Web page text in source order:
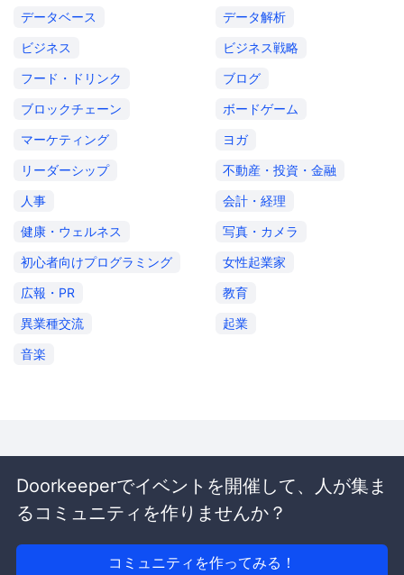
データベース
データ解析
ビジネス
ビジネス戦略
フード・ドリンク
ブログ
ブロックチェーン
ボードゲーム
マーケティング
ヨガ
リーダーシップ
不動産・投資・金融
人事
会計・経理
健康・ウェルネス
写真・カメラ
初心者向けプログラミング
女性起業家
広報・PR
教育
異業種交流
起業
音楽
Doorkeeperでイベントを開催して、人が集ま
るコミュニティを作りませんか？
コミュニティを作ってみる！